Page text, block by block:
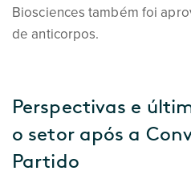
Biosciences também foi
de anticorpos.
Perspectivas e
o setor após a
Partido